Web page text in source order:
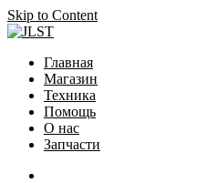
Skip to Content
Главная
Магазин
Техника
Помощь
О нас
Запчасти